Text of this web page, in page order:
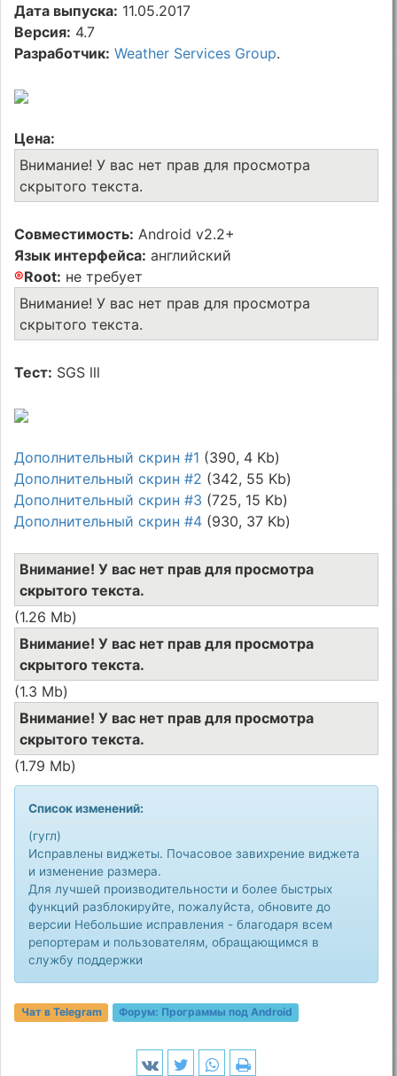
Дата выпуска: 11.05.2017
Версия: 4.7
Разработчик: Weather Services Group.
Цена:
Внимание! У вас нет прав для просмотра
скрытого текста.
Совместимость: Android v2.2+
Язык интерфейса: английский
®Root: не требует
Внимание! У вас нет прав для просмотра
скрытого текста.
Тест: SGS lll
Дополнительный скрин #1 (390, 4 Kb)
Дополнительный скрин #2 (342, 55 Kb)
Дополнительный скрин #3 (725, 15 Kb)
Дополнительный скрин #4 (930, 37 Kb)
Внимание! У вас нет прав для просмотра
скрытого текста.
(1.26 Mb)
Внимание! У вас нет прав для просмотра
скрытого текста.
(1.3 Mb)
Внимание! У вас нет прав для просмотра
скрытого текста.
(1.79 Mb)
Список изменений:
(гугл)
Исправлены виджеты. Почасовое завихрение виджета
и изменение размера.
Для лучшей производительности и более быстрых
функций разблокируйте, пожалуйста, обновите до
версии Небольшие исправления - благодаря всем
репортерам и пользователям, обращающимся в
службу поддержки
Чат в Telegram Форум: Программы под Android